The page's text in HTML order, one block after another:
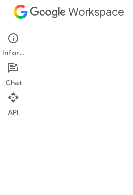
Workspace
Add-ons
Visão geral
Informações
Chat
API